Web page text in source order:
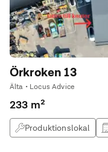
Örkroken 13
Älta • Locus Advice
233 m²
Produktionslokal